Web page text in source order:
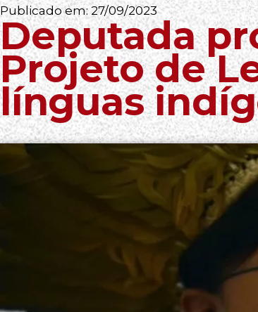
Publicado em: 27/09/2023
Deputada
Projeto de
línguas